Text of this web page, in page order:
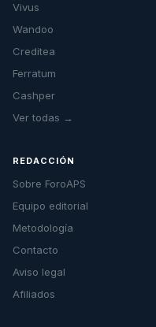
Vivus
Wandoo
Creditea
Ferratum
Cashper
Ver todas →
REDACCIÓN
Sobre ForoAPS
Equipo editorial
Metodología
Contacto
Aviso legal
Afiliados